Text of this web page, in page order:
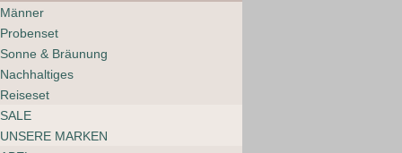
AGB mooi webshop
Datenschutzbestimmungen
Männer
Probenset
Sonne & Bräunung
Nachhaltiges
Reiseset
SALE
UNSERE MARKEN